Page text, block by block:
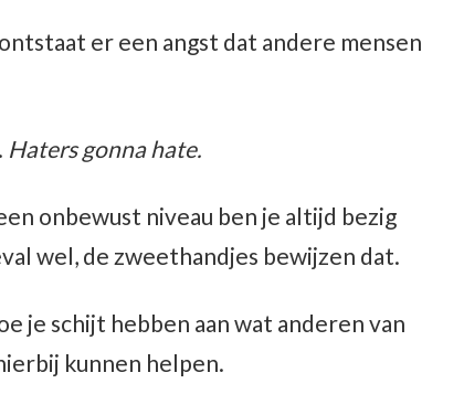
er een angst dat andere mensen
Haters gonna hate.
onbewust niveau ben je altijd bezig
wel, de zweethandjes bewijzen dat.
je schijt hebben aan wat anderen van
kunnen helpen.